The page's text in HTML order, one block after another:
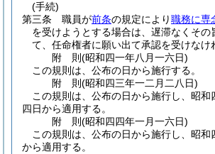
(手続)
第三条
職員が前条の規定により職務に専
を受けようとする場合は、遅滞なくその
て、任命権者に願い出て承認を受けなけ
附 則(昭和四一年八月一六日)
この規則は、公布の日から施行する。
附 則(昭和四三年一二月二八日)
この規則は、公布の日から施行し、昭和
四日から適用する。
附 則(昭和四四年一月一六日)
この規則は、公布の日から施行し、昭和
から適用する。